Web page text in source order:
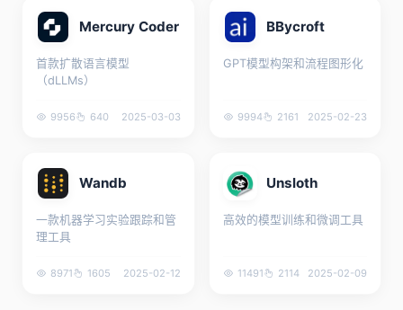
Mercury Coder
首款扩散语言模型
（dLLMs）
9956 640 2025-03-03
BBycroft
GPT模型构架和流程图形化
9994 2161 2025-02-23
Wandb
一款机器学习实验跟踪和管
理工具
8971 1605 2025-02-12
Unsloth
高效的模型训练和微调工具
11491 2114 2025-02-09